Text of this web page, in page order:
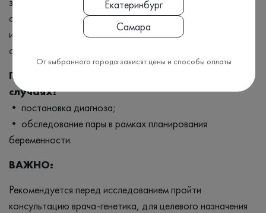
осталось, то пациенту может быть рекомендовано
исследование следующего уровня - клиническое
секвенирование генома.
Полный экзом необходим в следующих
случаях:
• постановка диагноза;
• обследование пары в рамках планирования
беременности.
ВАЖНО:
Рекомендуется перед исследованием пройти
консультацию врача-генетика, для целевого назначения
Екатеринбург
Самара
От выбранного города зависят цены и способы оплаты